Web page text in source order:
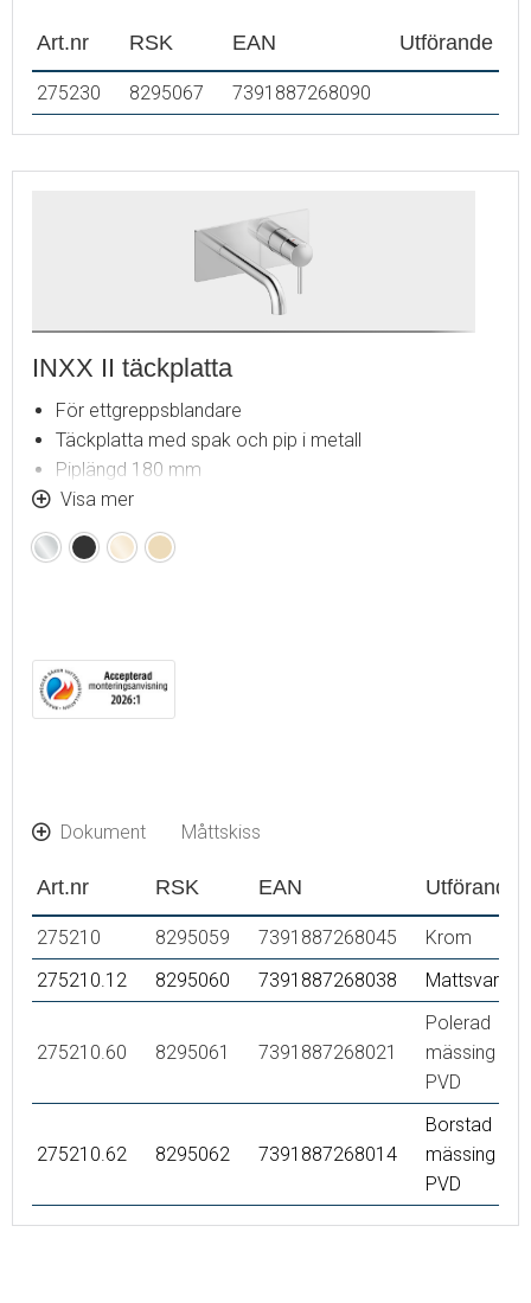
Art.nr RSK EAN Utförande
275230 8295067 7391887268090
INXX II täckplatta
För ettgreppsblandare
Täckplatta med spak och pip i metall
Piplängd 180 mm
Installationsdjup (min. 63 mm - max. 78 mm)
OBS! Interna delar beställs separat
Visa mer
KromMattsvart
PoleradBorstad
Dokument Måttskiss
Art.nr RSK EAN Utförande
275210 8295059 7391887268045
Krom
275210.12
8295060 7391887268038 Mattsvart
275210.60 8295061 7391887268021
Polerad
mässing
PVD
275210.62 8295062 7391887268014
Borstad
mässing
PVD